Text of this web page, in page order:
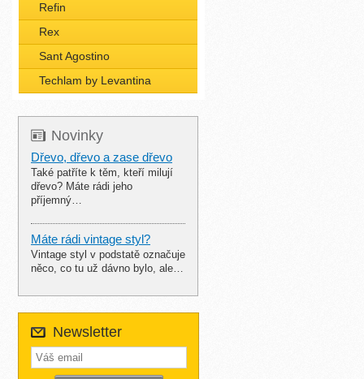
Refin
Rex
Sant Agostino
Techlam by Levantina
Novinky
Dřevo, dřevo a zase dřevo
Také patříte k těm, kteří milují
dřevo? Máte rádi jeho
příjemný…
Máte rádi vintage styl?
Vintage styl v podstatě označuje
něco, co tu už dávno bylo, ale…
Newsletter